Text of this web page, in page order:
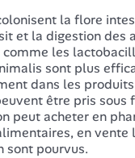
la flore
et la digestion des
comme les
sont plus
dans les
être pris sous
peut acheter en
en vente
sont pourvus.